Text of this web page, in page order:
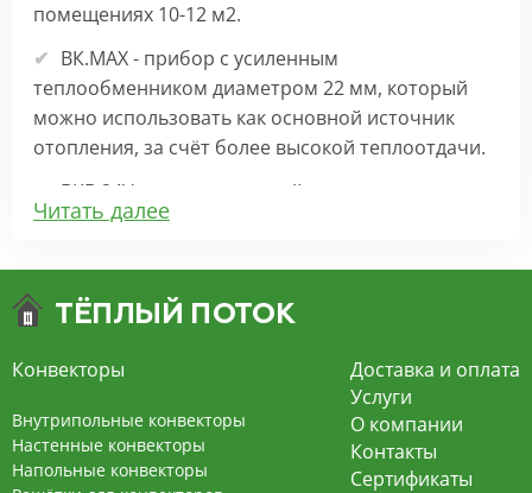
помещениях 10-12 м2.
ВК.МАХ - прибор с усиленным
теплообменником диаметром 22 мм, который
можно использовать как основной источник
отопления, за счёт более высокой теплоотдачи.
ВКВ 24V – внутрипольный конвектор
отопления с вентилятором на 24В подходит для
экономит электроэнергию и бесшумно работает.
конвекцией на 220В. За счет тангенциального
вентилятора создает принудительную
конвекцию, что позволяет обогревать
помещения большой площади.
Читать далее
Конвекторы
Внутрипольные конвекторы
Настенные конвекторы
Напольные конвекторы
Доставка и оплата
Услуги
О компании
Контакты
Сертификаты